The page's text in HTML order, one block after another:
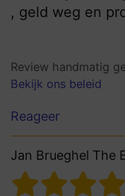
, geld weg en
Review handmatig
Bekijk ons beleid
Reageer
Jan Brueghel The